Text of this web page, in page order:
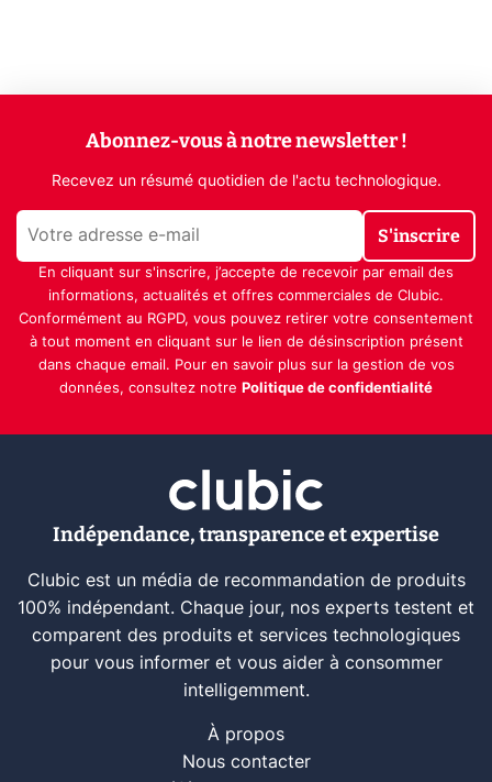
Abonnez-vous à notre newsletter !
Recevez un résumé quotidien de l'actu technologique.
S'inscrire
En cliquant sur s'inscrire, j’accepte de recevoir par email des
informations, actualités et offres commerciales de Clubic.
Conformément au RGPD, vous pouvez retirer votre consentement
à tout moment en cliquant sur le lien de désinscription présent
dans chaque email. Pour en savoir plus sur la gestion de vos
données, consultez notre Politique de confidentialité
Indépendance, transparence et expertise
Clubic est un média de recommandation de produits
100% indépendant. Chaque jour, nos experts testent et
comparent des produits et services technologiques
pour vous informer et vous aider à consommer
intelligemment.
À propos
Nous contacter